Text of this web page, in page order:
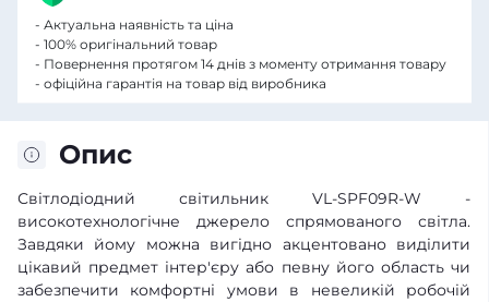
Опис
Світлодіодний світильник VL-SPF09R-W -
високотехнологічне джерело спрямованого світла.
Завдяки йому можна вигідно акцентовано виділити
цікавий предмет інтер'єру або певну його область чи
забезпечити комфортні умови в невеликій робочій
- Актуальна наявність та ціна
- 100% оригінальний товар
- Повернення протягом 14 днів з моменту отримання товару
- офіційна гарантія на товар від виробника